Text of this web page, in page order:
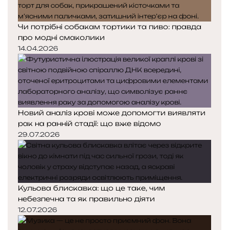
Чи потрібні собакам тортики та пиво: правда
про модні смаколики
14.04.2026
Новий аналіз крові може допомогти виявляти
рак на ранній стадії: що вже відомо
29.07.2026
Кульова блискавка: що це таке, чим
небезпечна та як правильно діяти
12.07.2026